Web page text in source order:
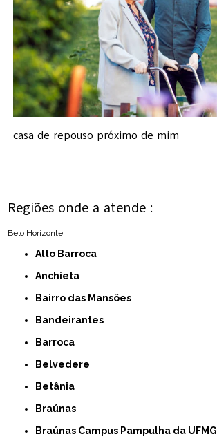
casa de repouso próximo de mim
Regiões onde a atende :
Belo Horizonte
Alto Barroca
Anchieta
Bairro das Mansões
Bandeirantes
Barroca
Belvedere
Betânia
Braúnas
Braúnas Campus Pampulha da UFMG